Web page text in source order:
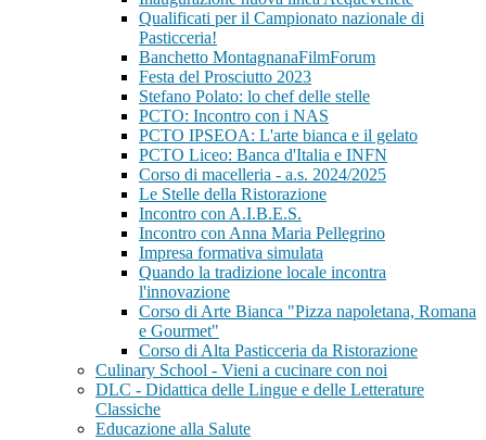
Qualificati per il Campionato nazionale di
Pasticceria!
Banchetto MontagnanaFilmForum
Festa del Prosciutto 2023
Stefano Polato: lo chef delle stelle
PCTO: Incontro con i NAS
PCTO IPSEOA: L'arte bianca e il gelato
PCTO Liceo: Banca d'Italia e INFN
Corso di macelleria - a.s. 2024/2025
Le Stelle della Ristorazione
Incontro con A.I.B.E.S.
Incontro con Anna Maria Pellegrino
Impresa formativa simulata
Quando la tradizione locale incontra
l'innovazione
Corso di Arte Bianca "Pizza napoletana, Romana
e Gourmet"
Corso di Alta Pasticceria da Ristorazione
Culinary School - Vieni a cucinare con noi
DLC - Didattica delle Lingue e delle Letterature
Classiche
Educazione alla Salute